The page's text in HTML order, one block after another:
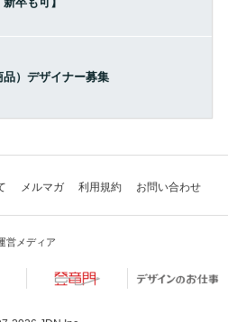
）デザイナー募集
メルマガ 利用規約 お問い合わせ
営メディア